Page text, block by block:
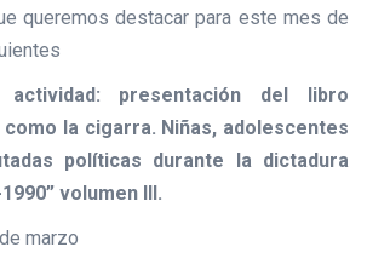
queremos destacar para este mes de
presentación del libro
como la cigarra. Niñas, adolescentes
políticas durante la dictadura
volumen III.
marzo